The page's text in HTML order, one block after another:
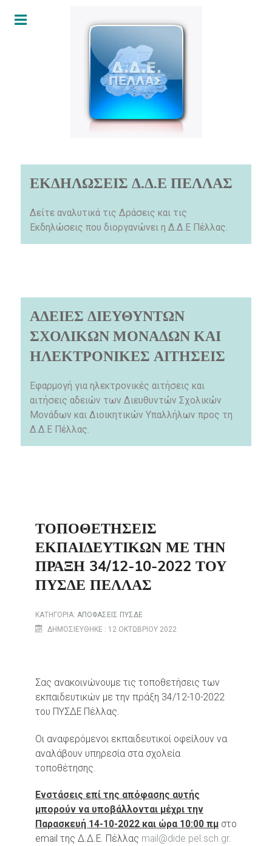
ΕΚΔΗΛΩΣΕΙΣ Δ.Δ.Ε ΠΕΛΛΑΣ
Δείτε αναλυτικά τις Δράσεις και τις
Εκδηλώσεις που διοργανώνει η Δ.Δ.Ε Πέλλας.
ΑΔΕΙΕΣ ΔΙΕΥΘΥΝΤΩΝ
ΣΧΟΛΙΚΩΝ ΜΟΝΑΔΩΝ ΚΑΙ
ΗΛΕΚΤΡΟΝΙΚΕΣ ΑΙΤΗΣΕΙΣ
Εφαρμογή για ηλεκτρονικές αιτήσεις και
αιτήσεις αδειών των Διευθυντών Σχολικών
Μονάδων και Διοικητικών Υπαλλήλων προς τη
Δ.Δ.Ε Πέλλας.
ΤΟΠΟΘΕΤΉΣΕΙΣ
ΕΚΠΑΙΔΕΥΤΙΚΏΝ ΜΕ ΤΗΝ
ΠΡΆΞΗ 34/12-10-2022 ΤΟΥ
ΠΥΣΔΕ ΠΈΛΛΑΣ
ΚΑΤΗΓΟΡΊΑ: ΑΠΟΦΑΣΕΙΣ ΠΥΣΔΕ
ΔΗΜΟΣΙΕΎΘΗΚΕ : 12 ΟΚΤΩΒΡΊΟΥ 2022
Σας ανακοινώνουμε τις τοποθετήσεις των
εκπαιδευτικών με την πράξη 34/12-10-2022
του ΠΥΣΔΕ Πέλλας.
Οι αναφερόμενοι εκπαιδευτικοί οφείλουν να
αναλάβουν υπηρεσία στα σχολεία
τοποθέτησης.
Ενστάσεις επί της απόφασης αυτής
μπορούν να υποβάλλονται μέχρι την
Παρασκευή 14-10-2022 και ώρα 10:00 πμ στο
email της Δ.Δ.Ε. Πέλλας mail@dide.pel.sch.gr.